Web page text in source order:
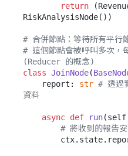
return
RiskAnalysisNode())
# 合併節點：等待所有平行
# 這個節點會被呼叫多次，
(Reducer 的概念)
class JoinNode(
    report:
str # 透過
資料
async def run(
# 將收到的報告